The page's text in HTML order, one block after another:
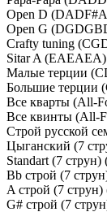
Open D
Open G
Crafty tuning
Sitar A (EAEAEA)
Малые терции
Большие терции
Все кварты (All-
Все квинты (All-
Строй русской
Цыганский (7
Standart (7
Bb строй (7
A строй (7
G# строй (7